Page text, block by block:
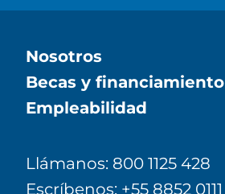
Nosotros
Becas y financiamiento
Empleabilidad
Llámanos: 800 1125 428
Escríbenos: +55 8852 0111